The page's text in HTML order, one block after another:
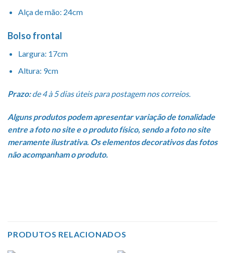
Alça de mão: 24cm
Bolso frontal
Largura: 17cm
Altura: 9cm
Prazo:de 4 à 5 dias úteis para postagem nos correios.
Alguns produtos podem apresentar variação de tonalidade
entre a foto no site e o produto físico, sendo a foto no site
meramente ilustrativa. Os elementos decorativos das fotos
não acompanham o produto.
PRODUTOS RELACIONADOS